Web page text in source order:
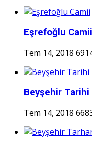
Eşrefoğlu Camii
Tem 14, 2018
Beyşehir Tarihi
Tem 14, 2018